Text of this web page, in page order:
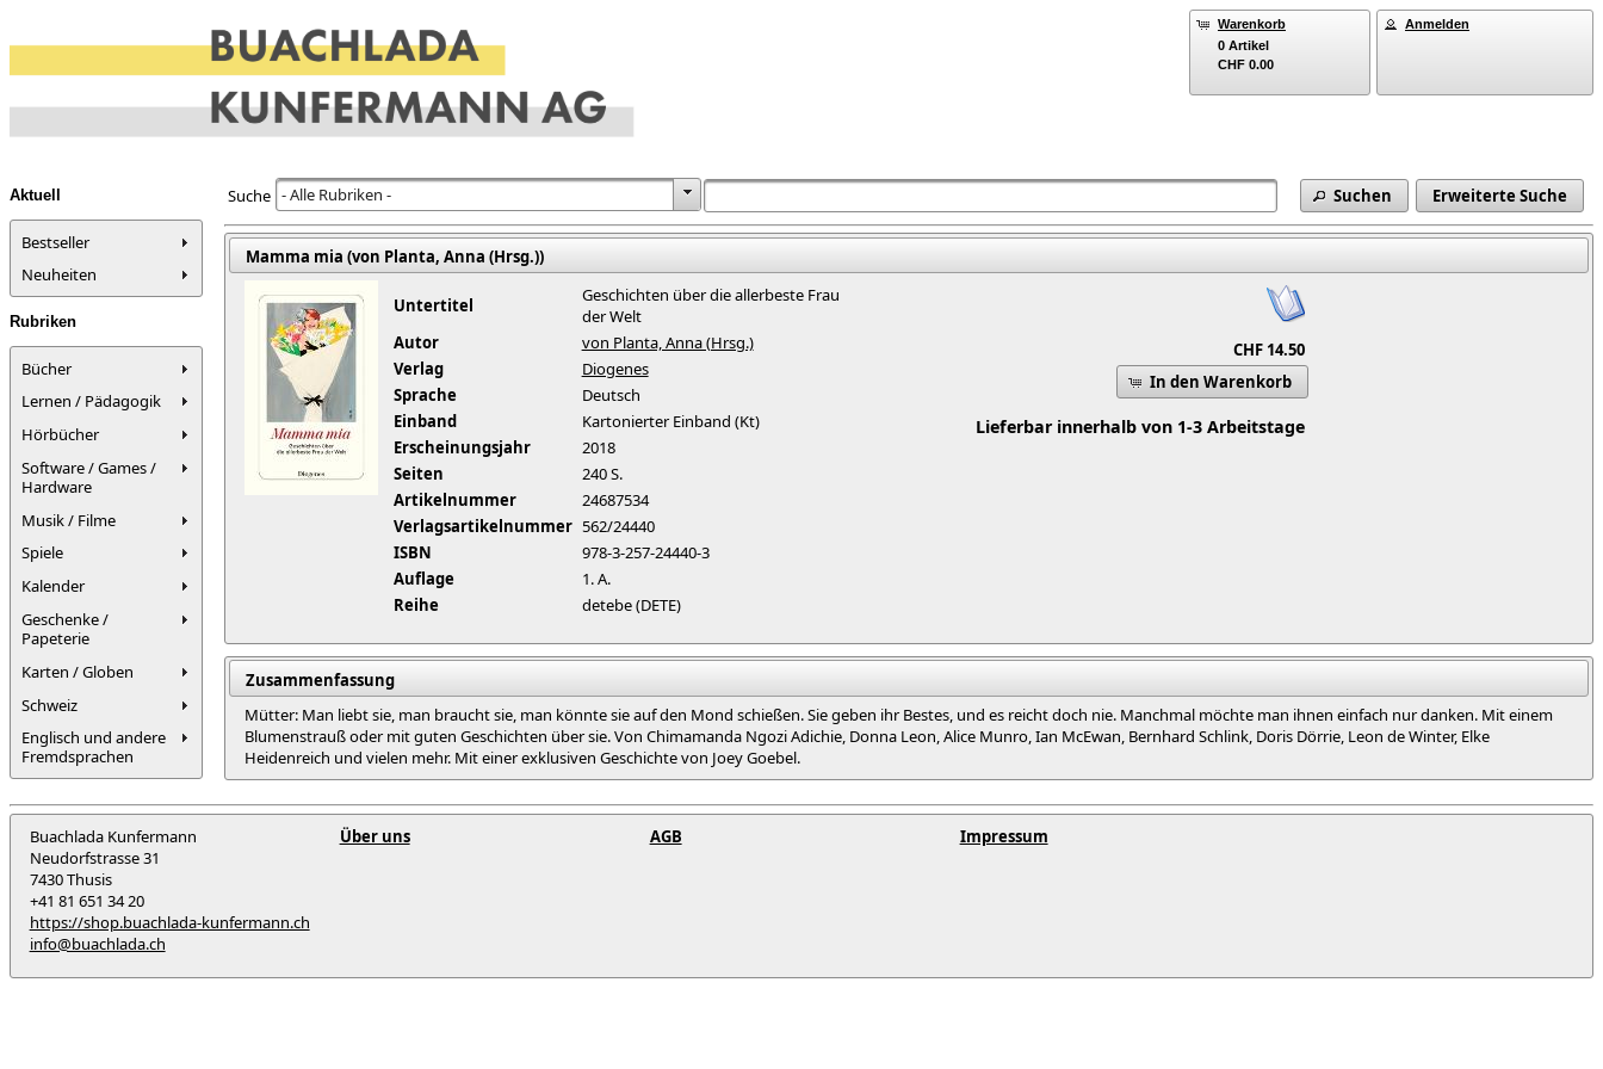
Warenkorb
0 Artikel
CHF 0.00
Anmelden
Aktuell
Bestseller
Neuheiten
Rubriken
Bücher
Lernen / Pädagogik
Hörbücher
Software / Games /
Hardware
Musik / Filme
Spiele
Kalender
Geschenke /
Papeterie
Karten / Globen
Schweiz
Englisch und andere
Fremdsprachen
Suche - Alle Rubriken - Suchen Erweiterte Suche
Mamma mia (von Planta, Anna (Hrsg.))
Untertitel
Geschichten über die allerbeste Frau
der Welt
Autor
von Planta, Anna (Hrsg.)
Verlag
Diogenes
Sprache
Deutsch
Einband
Kartonierter Einband (Kt)
Erscheinungsjahr
2018
Seiten
240 S.
Artikelnummer
24687534
Verlagsartikelnummer 562/24440
ISBN
978-3-257-24440-3
Auflage
1. A.
Reihe
detebe (DETE)
CHF 14.50
In den Warenkorb
Lieferbar innerhalb von 1-3 Arbeitstage
Zusammenfassung
Mütter: Man liebt sie, man braucht sie, man könnte sie auf den Mond schießen. Sie geben ihr Bestes, und es reicht doch nie. Manchmal möchte man ihnen einfach nur danken. Mit einem
Blumenstrauß oder mit guten Geschichten über sie. Von Chimamanda Ngozi Adichie, Donna Leon, Alice Munro, Ian McEwan, Bernhard Schlink, Doris Dörrie, Leon de Winter, Elke
Heidenreich und vielen mehr. Mit einer exklusiven Geschichte von Joey Goebel.
Buachlada Kunfermann
Neudorfstrasse 31
7430 Thusis
+41 81 651 34 20
https://shop.buachlada-kunfermann.ch
info@buachlada.ch
Über uns AGB Impressum